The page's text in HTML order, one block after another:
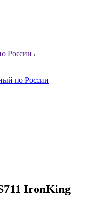
России
по России
IronKing